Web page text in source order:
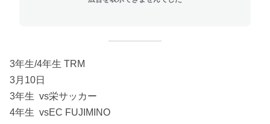
3年生/4年生 TRM
3月10日
3年生 vs栄サッカー
4年生 vsEC FUJIMINO